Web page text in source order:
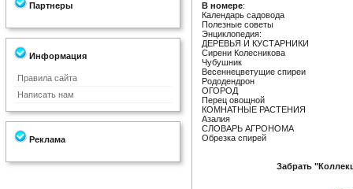
Партнеры
Информация
Правила сайта
Написать нам
Реклама
В номере:
Календарь садовода
Полезные советы
Энциклопедия:
ДЕРЕВЬЯ И КУСТАРНИКИ
Сирени Колесникова
Чубушник
Весеннецветущие спиреи
Рододендрон
ОГОРОД
Перец овощной
КОМНАТНЫЕ РАСТЕНИЯ
Азалия
СЛОВАРЬ АГРОНОМА
Обрезка спирей
Забрать